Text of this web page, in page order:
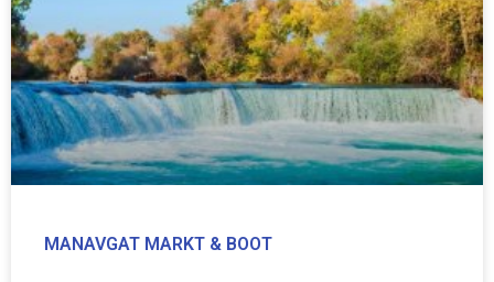
MANAVGAT MARKT & BOOT